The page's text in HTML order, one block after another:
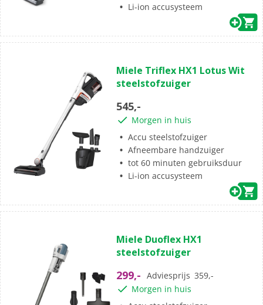
Li-ion accusysteem
van
de
sterren.
Miele Triflex HX1 Lotus Wit
steelstofzuiger
545,-
Morgen in huis
Accu steelstofzuiger
Afneembare handzuiger
tot 60 minuten gebruiksduur
Li-ion accusysteem
van
de
sterren.
19
Miele Duoflex HX1
steelstofzuiger
299,- Adviesprijs 359,-
Morgen in huis